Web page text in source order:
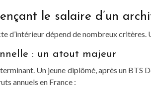
le salaire d’un
d’intérieur dépend de nombreux
: un atout majeur
Un jeune diplômé, après un
annuels en France :